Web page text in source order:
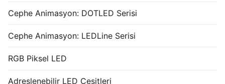
Cephe Animasyon: DOTLED Serisi
Cephe Animasyon: LEDLine Serisi
RGB Piksel LED
Adreslenebilir LED Çeşitleri